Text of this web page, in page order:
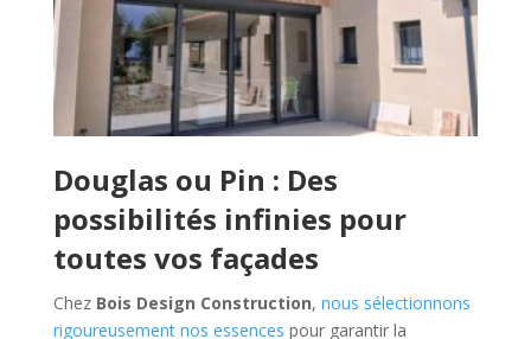
Douglas ou Pin : Des
possibilités infinies pour
toutes vos façades
Chez Bois Design Construction, nous sélectionnons
rigoureusement nos essences pour garantir la